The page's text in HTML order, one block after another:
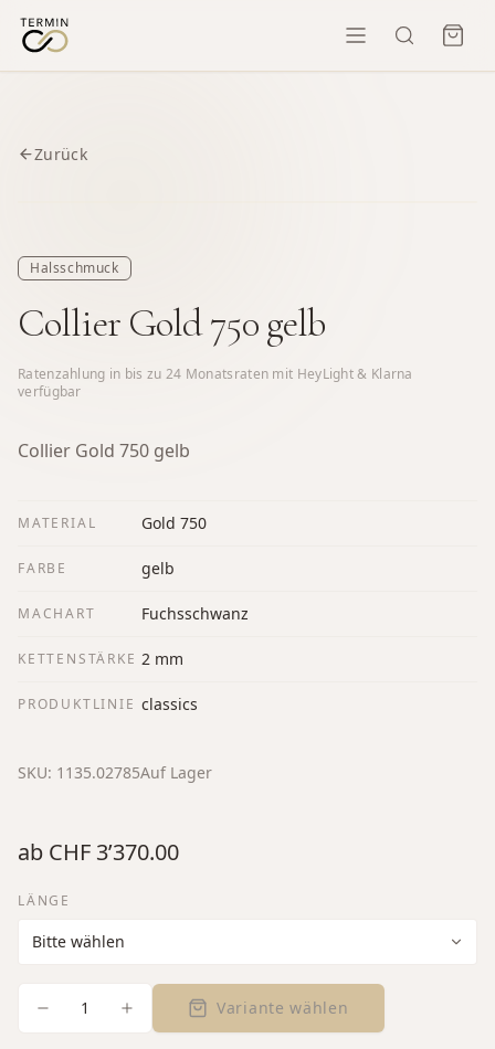
Zurück
Halsschmuck
Collier Gold 750 gelb
Ratenzahlung in bis zu 24 Monatsraten mit HeyLight & Klarna
verfügbar
Collier Gold 750 gelb
MATERIAL Gold 750
FARBE gelb
MACHART Fuchsschwanz
KETTENSTÄRKE 2 mm
PRODUKTLINIE classics
SKU: 1135.02785Auf Lager
ab CHF 3’370.00
LÄNGE
1 Variante wählen